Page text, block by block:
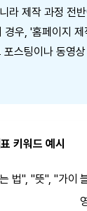
라 제작 과정 전
경우, '홈페이지
스팅이나 동영
키워드 예시
법", "뜻", "가이